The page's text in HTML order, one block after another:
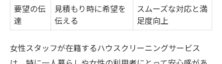
要望の伝
達
見積もり時に希望を
伝える
スムーズな対応と満
足度向上
女性スタッフが在籍するハウスクリーニングサービス